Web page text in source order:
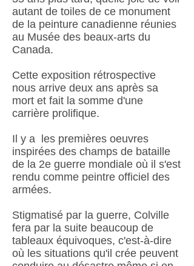
autant de toiles de ce monument
de la peinture canadienne réunies
au Musée des beaux-arts du
Canada.
Cette exposition rétrospective
nous arrive deux ans après sa
mort et fait la somme d'une
carrière prolifique.
Il y a les premières oeuvres
inspirées des champs de bataille
de la 2e guerre mondiale où il s'est
rendu comme peintre officiel des
armées.
Stigmatisé par la guerre, Colville
fera par la suite beaucoup de
tableaux équivoques, c'est-à-dire
où les situations qu'il crée peuvent